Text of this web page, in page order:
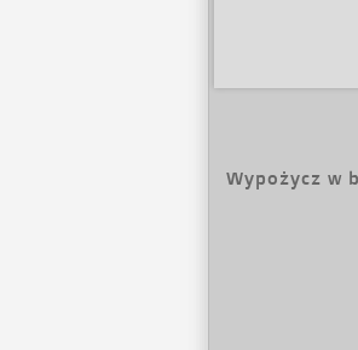
Wypożycz w